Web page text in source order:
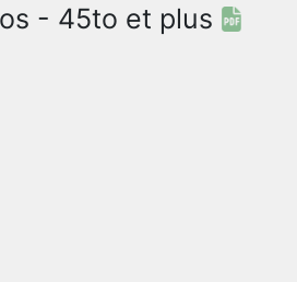
- 45to et plus